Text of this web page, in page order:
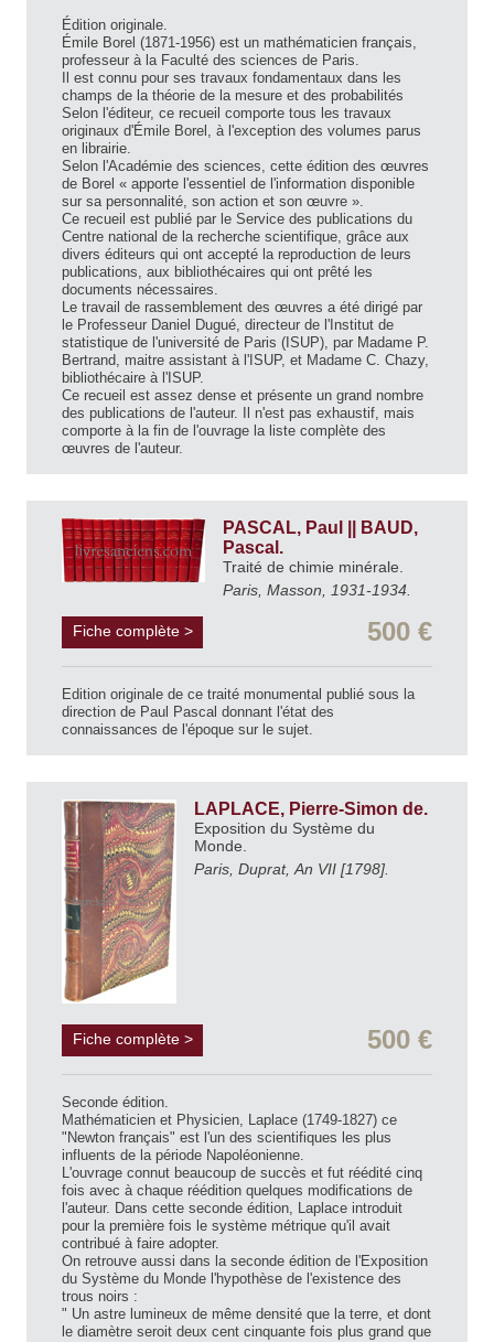
Édition originale.
Émile Borel (1871-1956) est un mathématicien français,
professeur à la Faculté des sciences de Paris.
Il est connu pour ses travaux fondamentaux dans les
champs de la théorie de la mesure et des probabilités
Selon l'éditeur, ce recueil comporte tous les travaux
originaux d'Émile Borel, à l'exception des volumes parus
en librairie.
Selon l'Académie des sciences, cette édition des œuvres
de Borel « apporte l'essentiel de l'information disponible
sur sa personnalité, son action et son œuvre ».
Ce recueil est publié par le Service des publications du
Centre national de la recherche scientifique, grâce aux
divers éditeurs qui ont accepté la reproduction de leurs
publications, aux bibliothécaires qui ont prêté les
documents nécessaires.
Le travail de rassemblement des œuvres a été dirigé par
le Professeur Daniel Dugué, directeur de l'Institut de
statistique de l'université de Paris (ISUP), par Madame P.
Bertrand, maitre assistant à l'ISUP, et Madame C. Chazy,
bibliothécaire à l'ISUP.
Ce recueil est assez dense et présente un grand nombre
des publications de l'auteur. Il n'est pas exhaustif, mais
comporte à la fin de l'ouvrage la liste complète des
œuvres de l'auteur.
PASCAL, Paul || BAUD,
Pascal.
Traité de chimie minérale.
Paris, Masson, 1931-1934.
Fiche complète > 500 €
Edition originale de ce traité monumental publié sous la
direction de Paul Pascal donnant l'état des
connaissances de l'époque sur le sujet.
LAPLACE, Pierre-Simon de.
Exposition du Système du
Monde.
Paris, Duprat, An VII [1798].
Fiche complète > 500 €
Seconde édition.
Mathématicien et Physicien, Laplace (1749-1827) ce
"Newton français" est l'un des scientifiques les plus
influents de la période Napoléonienne.
L'ouvrage connut beaucoup de succès et fut réédité cinq
fois avec à chaque réédition quelques modifications de
l'auteur. Dans cette seconde édition, Laplace introduit
pour la première fois le système métrique qu'il avait
contribué à faire adopter.
On retrouve aussi dans la seconde édition de l'Exposition
du Système du Monde l'hypothèse de l'existence des
trous noirs :
" Un astre lumineux de même densité que la terre, et dont
le diamètre seroit deux cent cinquante fois plus grand que